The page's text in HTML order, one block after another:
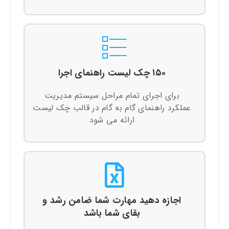
۱۵۰ چک لیست راهنمای اجرا
برای اجرای تمام مراحل سیستم مدیریت
عملکرد راهنمای گام به گام در قالب چک لیست
ارائه می شود
اجازه دهید مهارت شما ضامن رشد و
بقای شما باشد